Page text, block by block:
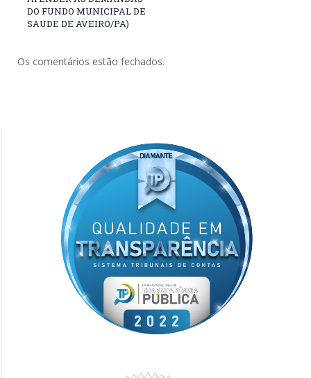
DO FUNDO MUNICIPAL DE
SAUDE DE AVEIRO/PA)
Os comentários estão fechados.